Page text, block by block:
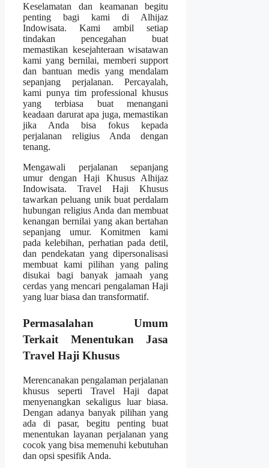
Keselamatan dan keamanan begitu
penting bagi kami di Alhijaz
Indowisata. Kami ambil setiap
tindakan pencegahan buat
memastikan kesejahteraan wisatawan
kami yang bernilai, memberi support
dan bantuan medis yang mendalam
sepanjang perjalanan. Percayalah,
kami punya tim professional khusus
yang terbiasa buat menangani
keadaan darurat apa juga, memastikan
jika Anda bisa fokus kepada
perjalanan religius Anda dengan
tenang.
Mengawali perjalanan sepanjang
umur dengan Haji Khusus Alhijaz
Indowisata. Travel Haji Khusus
tawarkan peluang unik buat perdalam
hubungan religius Anda dan membuat
kenangan bernilai yang akan bertahan
sepanjang umur. Komitmen kami
pada kelebihan, perhatian pada detil,
dan pendekatan yang dipersonalisasi
membuat kami pilihan yang paling
disukai bagi banyak jamaah yang
cerdas yang mencari pengalaman Haji
yang luar biasa dan transformatif.
Permasalahan Umum
Terkait Menentukan Jasa
Travel Haji Khusus
Merencanakan pengalaman perjalanan
khusus seperti Travel Haji dapat
menyenangkan sekaligus luar biasa.
Dengan adanya banyak pilihan yang
ada di pasar, begitu penting buat
menentukan layanan perjalanan yang
cocok yang bisa memenuhi kebutuhan
dan opsi spesifik Anda.